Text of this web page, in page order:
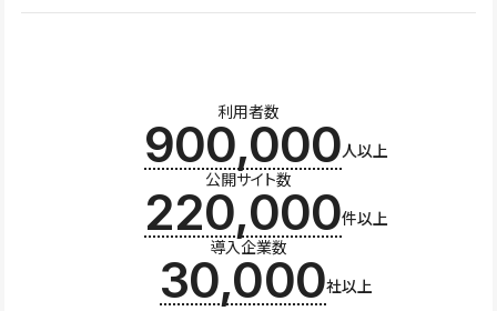
利用者数
900,000人以上
公開サイト数
220,000件以上
導入企業数
30,000社以上